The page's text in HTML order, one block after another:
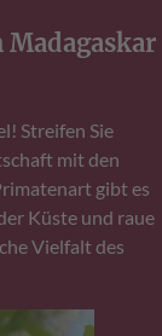
Madagaskar
Streifen Sie
mit den
gibt es
Küste und raue
Vielfalt des